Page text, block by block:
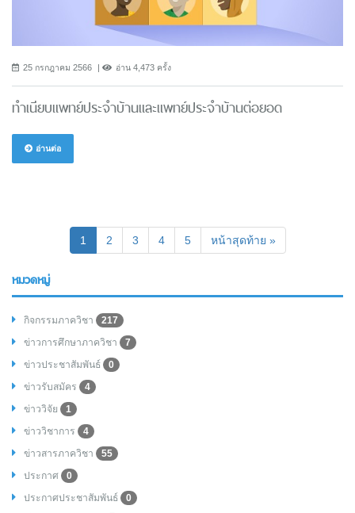
25 กรกฎาคม 2566 อ่าน 4,473 ครั้ง
ทำเนียบแพทย์ประจำบ้านและแพทย์ประจำบ้านต่อยอด
อ่านต่อ
1 (current)
2 3 4 5 หน้าสุดท้าย »
หมวดหมู่
กิจกรรมภาควิชา
217
ข่าวการศึกษาภาควิชา
7
ข่าวประชาสัมพันธ์
0
ข่าวรับสมัคร
4
ข่าววิจัย
1
ข่าววิชาการ
4
ข่าวสารภาควิชา
55
ประกาศ
0
ประกาศประชาสัมพันธ์
0